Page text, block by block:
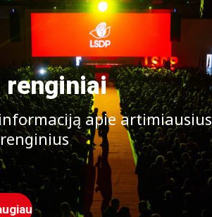
renginiai
apie artimiausius